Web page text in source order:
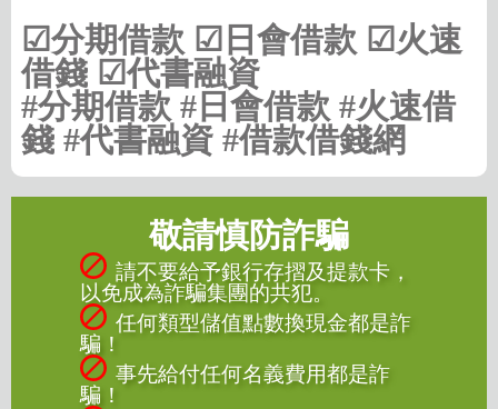
☑分期借款 ☑日會借款 ☑火速
借錢 ☑代書融資
#分期借款 #日會借款 #火速借
錢 #代書融資 #借款借錢網
敬請慎防詐騙
請不要給予銀行存摺及提款卡，
以免成為詐騙集團的共犯。
任何類型儲值點數換現金都是詐
騙！
事先給付任何名義費用都是詐
騙！